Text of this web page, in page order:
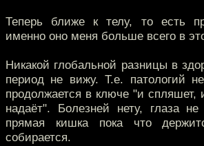
Теперь ближе к телу, то есть
именно оно меня больше всего в
Никакой глобальной разницы в
период не вижу. Т.е. патологий
продолжается в ключе "и спляшет,
надаёт". Болезней нету, глаза
прямая кишка пока что
собирается.